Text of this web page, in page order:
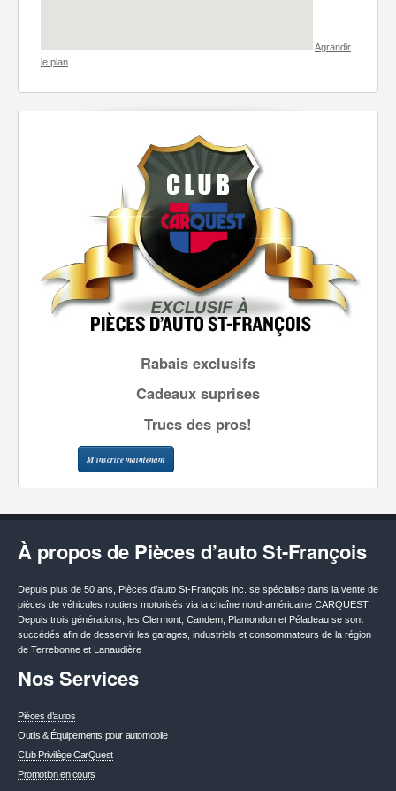
Agrandir
le plan
Rabais exclusifs
Cadeaux suprises
Trucs des pros!
M'inscrire maintenant
À propos de Pièces d’auto St-François
Depuis plus de 50 ans, Pièces d’auto St-François inc. se spécialise dans la vente de
pièces de véhicules routiers motorisés via la chaîne nord-américaine CARQUEST.
Depuis trois générations, les Clermont, Candem, Plamondon et Péladeau se sont
succédés afin de desservir les garages, industriels et consommateurs de la région
de Terrebonne et Lanaudière
Nos Services
Pièces d’autos
Outils & Équipements pour automobile
Club Privilège CarQuest
Promotion en cours